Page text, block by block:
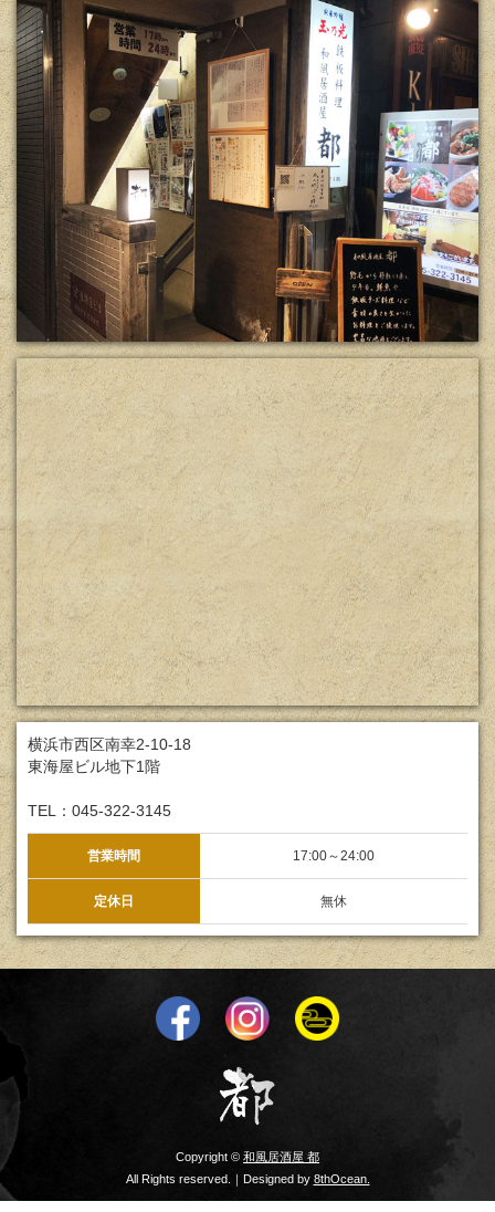
横浜市西区南幸2-10-18
東海屋ビル地下1階
TEL：045-322-3145
営業時間 17:00～24:00
定休日 無休
Copyright © 和風居酒屋 都
All Rights reserved.｜Designed by 8thOcean.